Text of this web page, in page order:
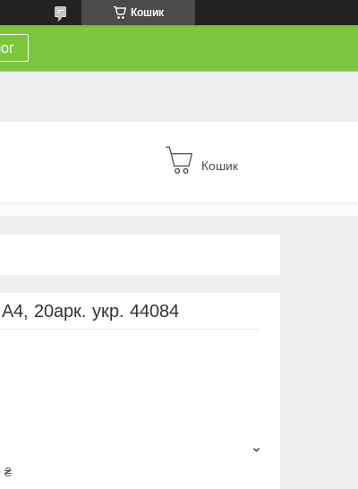
Кошик
Кошик
20арк. укр. 44084
₴